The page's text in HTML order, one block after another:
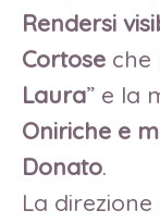
Rendersi
Cortose che
Laura” e la
Oniriche e
Donato.
La